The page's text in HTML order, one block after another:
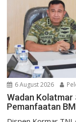
6 August 2026
Wadan Kolatmar
Pemanfaatan